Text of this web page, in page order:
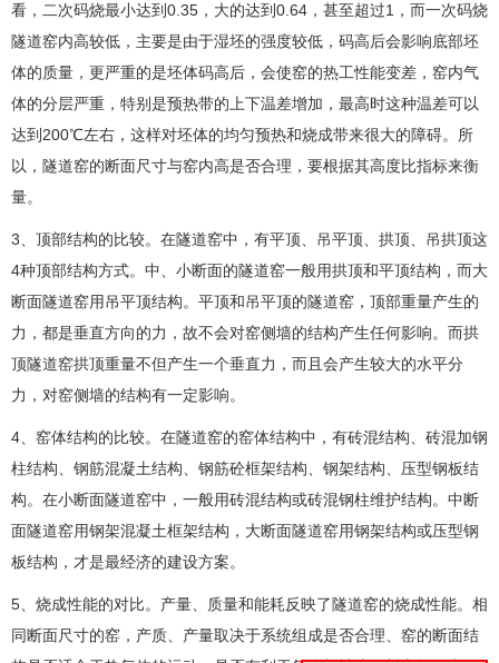
看，二次码烧最小达到0.35，大的达到0.64，甚至超过1，而一次码烧
隧道窑内高较低，主要是由于湿坯的强度较低，码高后会影响底部坯
体的质量，更严重的是坯体码高后，会使窑的热工性能变差，窑内气
体的分层严重，特别是预热带的上下温差增加，最高时这种温差可以
达到200℃左右，这样对坯体的均匀预热和烧成带来很大的障碍。所
以，隧道窑的断面尺寸与窑内高是否合理，要根据其高度比指标来衡
量。
3、顶部结构的比较。在隧道窑中，有平顶、吊平顶、拱顶、吊拱顶这
4种顶部结构方式。中、小断面的隧道窑一般用拱顶和平顶结构，而大
断面隧道窑用吊平顶结构。平顶和吊平顶的隧道窑，顶部重量产生的
力，都是垂直方向的力，故不会对窑侧墙的结构产生任何影响。而拱
顶隧道窑拱顶重量不但产生一个垂直力，而且会产生较大的水平分
力，对窑侧墙的结构有一定影响。
4、窑体结构的比较。在隧道窑的窑体结构中，有砖混结构、砖混加钢
柱结构、钢筋混凝土结构、钢筋砼框架结构、钢架结构、压型钢板结
构。在小断面隧道窑中，一般用砖混结构或砖混钢柱维护结构。中断
面隧道窑用钢架混凝土框架结构，大断面隧道窑用钢架结构或压型钢
板结构，才是最经济的建设方案。
5、烧成性能的对比。产量、质量和能耗反映了隧道窑的烧成性能。相
同断面尺寸的窑，产质、产量取决于系统组成是否合理、窑的断面结